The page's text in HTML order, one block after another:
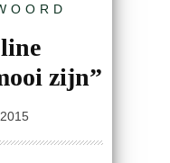
zijn”